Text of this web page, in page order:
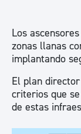
Los
zonas llanas
implantando
El plan
criterios que
de estas